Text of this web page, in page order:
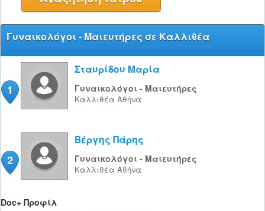
Γυναικολόγοι - Μαιευτήρες σε Καλλιθέα
1
Σταυρίδου Μαρία
Γυναικολόγοι - Μαιευτήρες
Καλλιθέα Αθήνα
2
Βέργης Πάρης
Γυναικολόγοι - Μαιευτήρες
Καλλιθέα Αθήνα
Doc+ Προφίλ